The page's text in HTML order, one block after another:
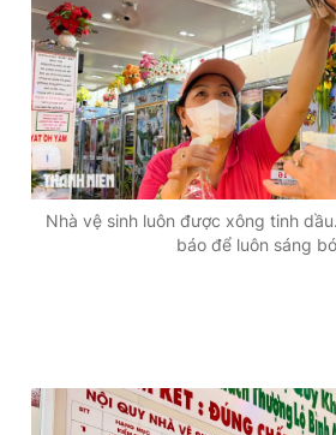
Nhà vệ sinh luôn được xông tinh
báo để luôn sáng